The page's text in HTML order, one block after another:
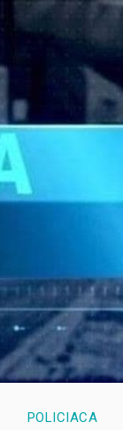
POLICIACA